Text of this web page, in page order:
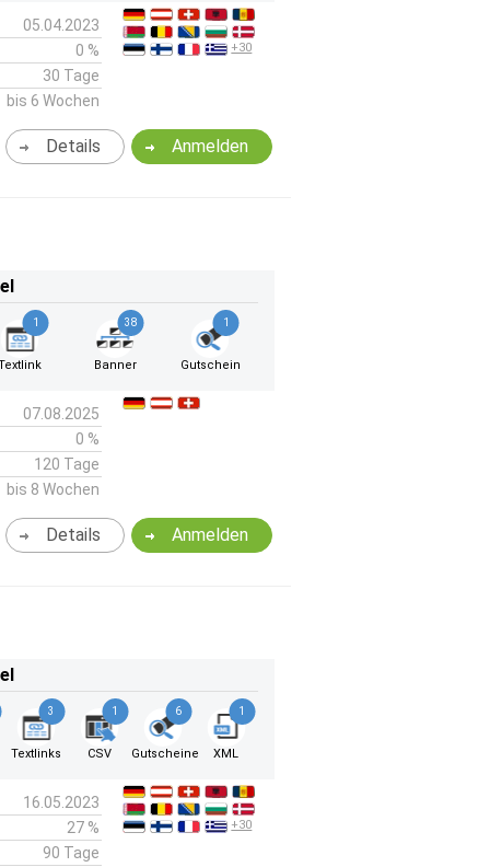
05.04.2023
0 %
30 Tage
bis 6 Wochen
+30
Anmelden
Details
1 38
Banner
1
Gutschein
07.08.2025
0 %
120 Tage
bis 8 Wochen
Anmelden
Details
3
Textlinks
1
CSV
6
Gutscheine
1
XML
16.05.2023
27 %
90 Tage
+30